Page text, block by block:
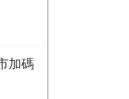
加碼